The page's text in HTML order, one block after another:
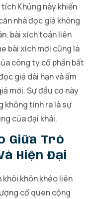
Khủng này khiến
nhà đọc giả không
bài xích toán liên
bài xích mới cũng là
công ty cổ phần bất
giả dài hạn và ấm
mới. Sự đầu cơ này
không tính ra là sự
của đại khái.
Giữa Trò
Hiện Đại
khôn khéo liên
cổ quen cộng